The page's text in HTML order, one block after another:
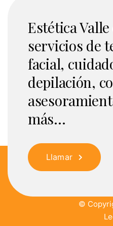
Estética
servicios de
facial,
depilación,
más...
Llamar
©